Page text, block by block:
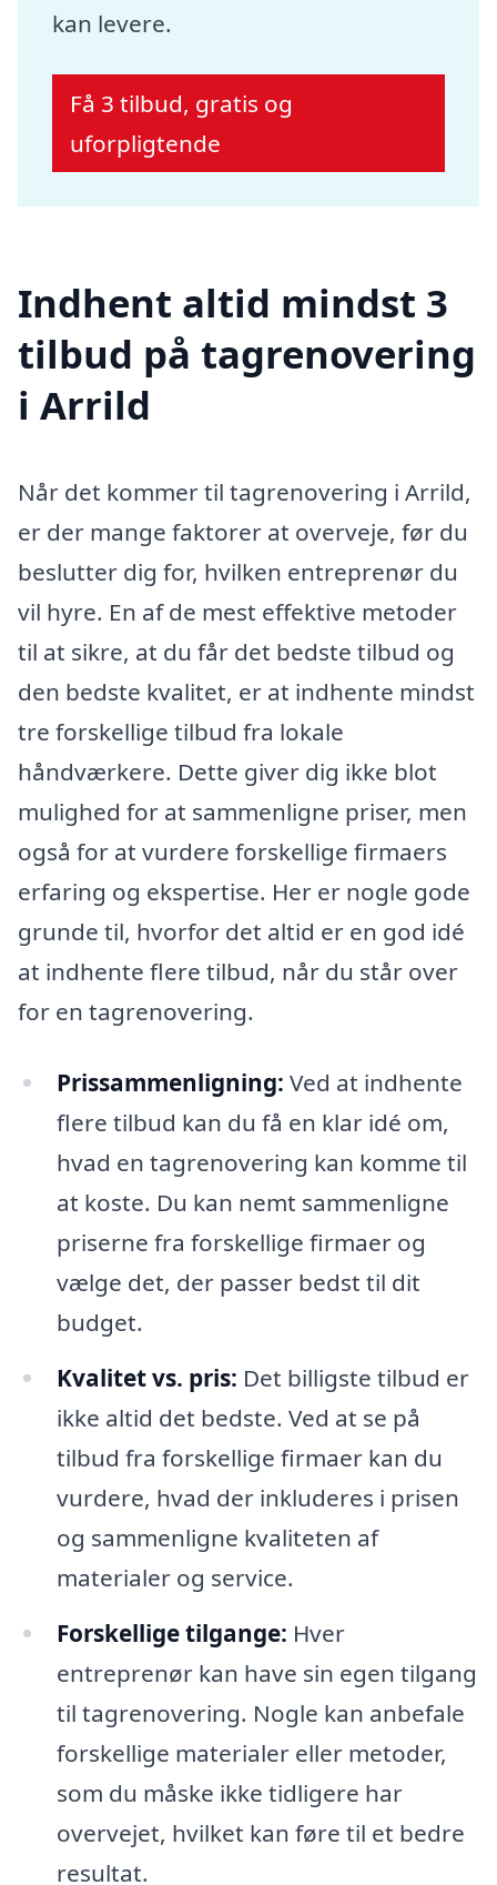
kan levere.
Få 3 tilbud, gratis og
uforpligtende
Indhent altid mindst 3
tilbud på tagrenovering
i Arrild
Når det kommer til tagrenovering i Arrild,
er der mange faktorer at overveje, før du
beslutter dig for, hvilken entreprenør du
vil hyre. En af de mest effektive metoder
til at sikre, at du får det bedste tilbud og
den bedste kvalitet, er at indhente mindst
tre forskellige tilbud fra lokale
håndværkere. Dette giver dig ikke blot
mulighed for at sammenligne priser, men
også for at vurdere forskellige firmaers
erfaring og ekspertise. Her er nogle gode
grunde til, hvorfor det altid er en god idé
at indhente flere tilbud, når du står over
for en tagrenovering.
Prissammenligning: Ved at indhente
flere tilbud kan du få en klar idé om,
hvad en tagrenovering kan komme til
at koste. Du kan nemt sammenligne
priserne fra forskellige firmaer og
vælge det, der passer bedst til dit
budget.
Kvalitet vs. pris: Det billigste tilbud er
ikke altid det bedste. Ved at se på
tilbud fra forskellige firmaer kan du
vurdere, hvad der inkluderes i prisen
og sammenligne kvaliteten af
materialer og service.
Forskellige tilgange: Hver
entreprenør kan have sin egen tilgang
til tagrenovering. Nogle kan anbefale
forskellige materialer eller metoder,
som du måske ikke tidligere har
overvejet, hvilket kan føre til et bedre
resultat.